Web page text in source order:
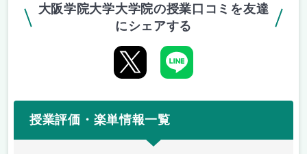
大阪学院大学大学院の授業口コミを友達
にシェアする
授業評価・楽単情報一覧